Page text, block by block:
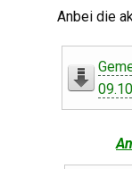
Anbei die